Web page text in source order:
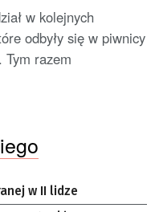
w kolejnych
odbyły się w piwnicy
razem
w II lidze